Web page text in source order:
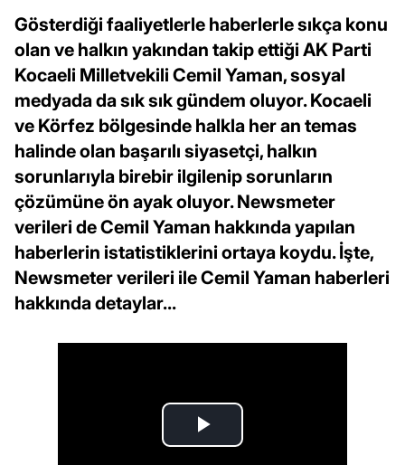
Gösterdiği faaliyetlerle haberlerle sıkça konu
olan ve halkın yakından takip ettiği AK Parti
Kocaeli Milletvekili Cemil Yaman, sosyal
medyada da sık sık gündem oluyor. Kocaeli
ve Körfez bölgesinde halkla her an temas
halinde olan başarılı siyasetçi, halkın
sorunlarıyla birebir ilgilenip sorunların
çözümüne ön ayak oluyor. Newsmeter
verileri de Cemil Yaman hakkında yapılan
haberlerin istatistiklerini ortaya koydu. İşte,
Newsmeter verileri ile Cemil Yaman haberleri
hakkında detaylar...